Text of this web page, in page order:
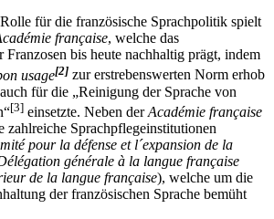
für die französische Sprachpolitik spielt
française, welche das
Franzosen bis heute nachhaltig prägt, indem
usage[2] zur erstrebenswerten Norm erhob
für die „Reinigung der Sprache von
[3] einsetzte. Neben derAcadémie française
zahlreiche Sprachpflegeinstitutionen
pour la défense et l´expansion de la
générale à la langue française
de la langue française), welche um die
der französischen Sprache bemüht